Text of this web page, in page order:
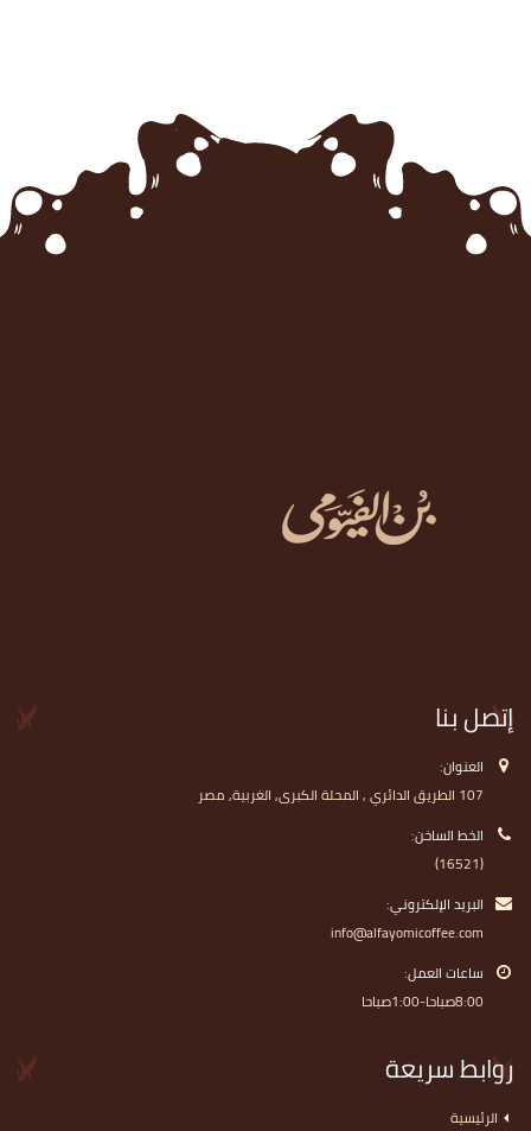
إتصل بنا
العنوان:
107 الطريق الدائري , المحلة الكبرى, الغربية, مصر
الخط الساخن:
(16521)
البريد الإلكتروني:
info@alfayomicoffee.com
ساعات العمل:
8:00صباحا-1:00صباحا
روابط سريعة
الرئيسية